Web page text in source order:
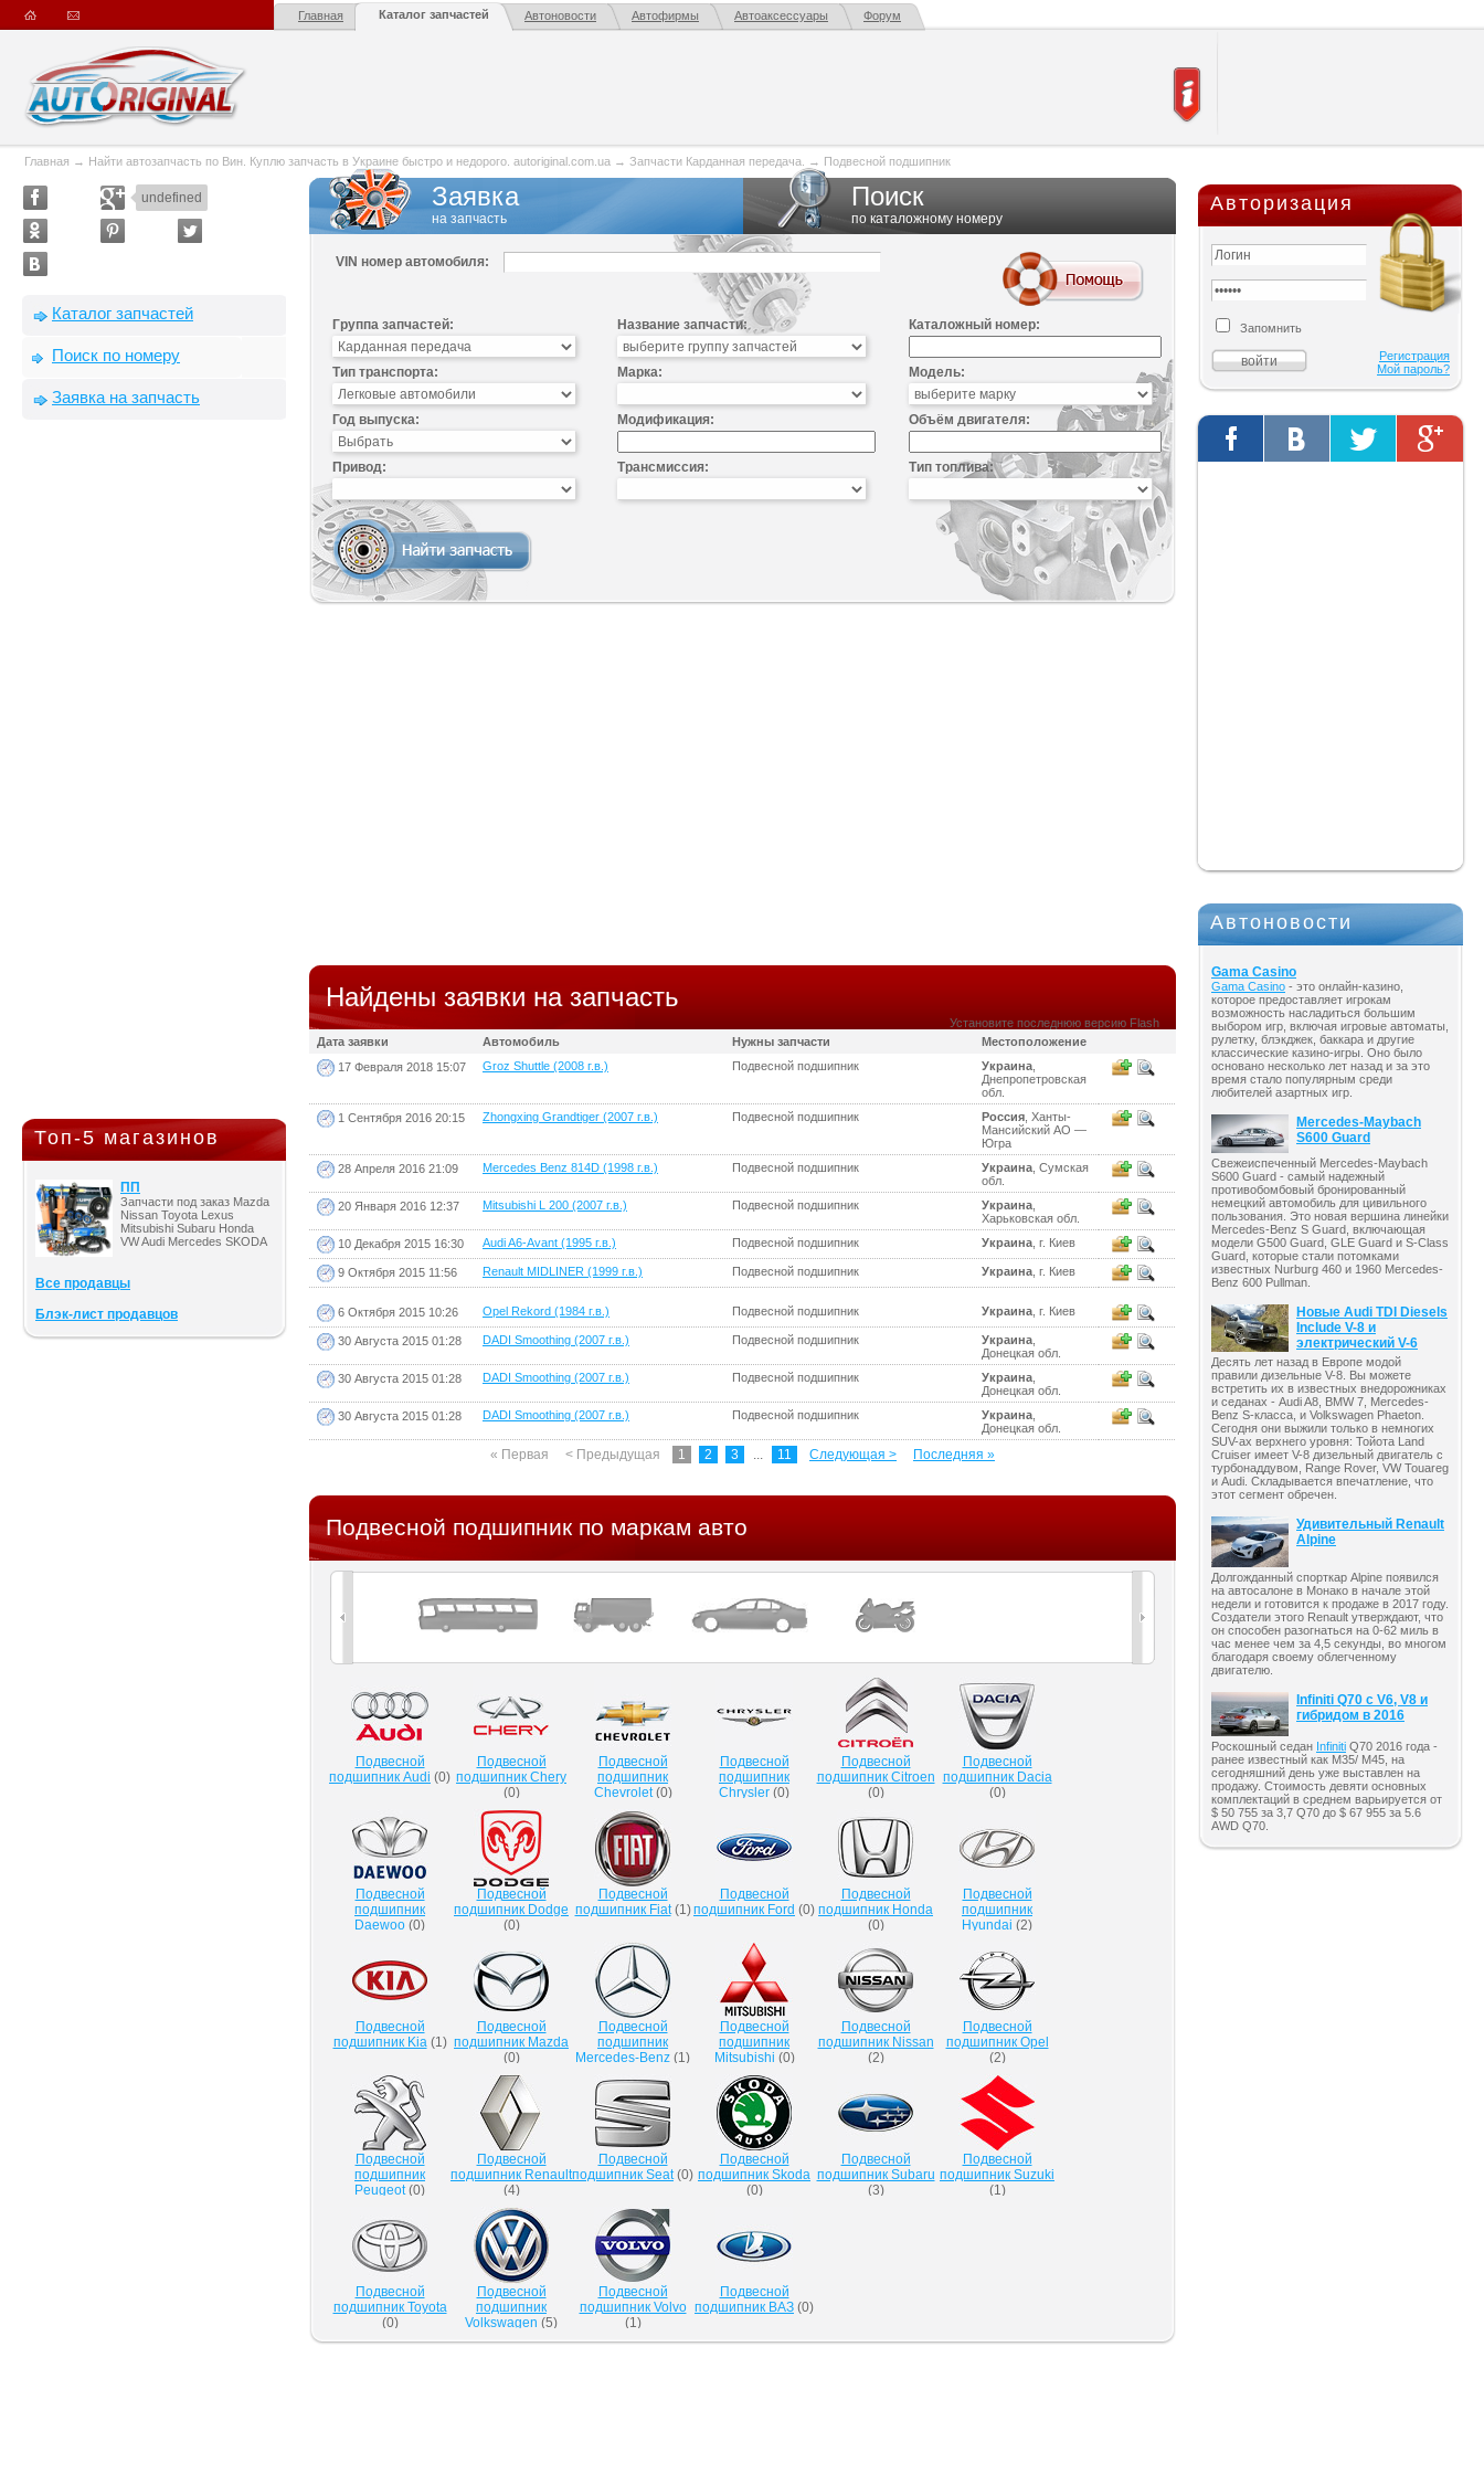
Главная Каталог запчастей Автоновости Автофирмы Автоаксессуары Форум
Главная → Найти автозапчасть по Вин. Куплю запчасть в Украине быстро и недорого. autoriginal.com.ua → Запчасти Карданная передача. → Подвесной подшипник
undefined
Каталог запчастей
Поиск по номеру
Заявка на запчасть
Топ-5 магазинов
ПП
Запчасти под заказ Mazda
Nissan Toyota Lexus
Mitsubishi Subaru Honda
VW Audi Mercedes SKODA
Все продавцы
Блэк-лист продавцов
Заявка
на запчасть
Поиск
по каталожному номеру
VIN номер автомобиля:
Группа запчастей: Название запчасти: Каталожный номер:
Тип транспорта: Марка: Модель:
Год выпуска: Модификация: Объём двигателя:
Привод: Трансмиссия: Тип топлива:
Найдены заявки на запчасть
Установите последнюю версию Flash
Дата заявки
Автомобиль Нужны запчасти
Местоположение
17 Февраля 2018 15:07
Groz Shuttle (2008 г.в.) Подвесной подшипник Украина
Днепропетровская
обл.
1 Сентября 2016 20:15
Zhongxing Grandtiger (2007 г.в.) Подвесной подшипник Россия , Ханты-
Мансийский АО —
Югра
28 Апреля 2016 21:09
Mercedes Benz 814D (1998 г.в.) Подвесной подшипник Украина , Сумская
обл.
20 Января 2016 12:37
Mitsubishi L 200 (2007 г.в.) Подвесной подшипник Украина
Харьковская обл.
10 Декабря 2015 16:30
Audi A6-Avant (1995 г.в.) Подвесной подшипник Украина , г. Киев
9 Октября 2015 11:56 Renault MIDLINER (1999 г.в.) Подвесной подшипник Украина , г. Киев
6 Октября 2015 10:26 Opel Rekord (1984 г.в.) Подвесной подшипник Украина , г. Киев
30 Августа 2015 01:28 DADI Smoothing (2007 г.в.) Подвесной подшипник Украина
Донецкая обл.
30 Августа 2015 01:28
DADI Smoothing (2007 г.в.) Подвесной подшипник Украина
Донецкая обл.
30 Августа 2015 01:28
DADI Smoothing (2007 г.в.) Подвесной подшипник Украина
Донецкая обл.
« Первая < Предыдущая 1 2 3 ... 11 Следующая > Последняя »
Подвесной подшипник по маркам авто
Подвесной
подшипник Audi (0)
Подвесной
подшипник Chery
(0)
Подвесной
подшипник
Chevrolet(0)
Подвесной
подшипник
Chrysler (0)
Подвесной
подшипник Citroen
(0)
Подвесной
подшипник Dacia
(0)
Подвесной
подшипник
Daewoo (0)
Подвесной
подшипник Dodge
(0)
Подвесной
подшипник Fiat(1)
Подвесной
подшипник Ford (0)
Подвесной
подшипник Honda
(0)
Подвесной
подшипник
Hyundai (2)
Подвесной
подшипник Kia(1)
Подвесной
подшипник Mazda
(0)
Подвесной
подшипник
Mercedes-Benz (1)
Подвесной
подшипник
Mitsubishi (0)
Подвесной
подшипник Nissan
(2)
Подвесной
подшипник Opel
(2)
Подвесной
подшипник
Peugeot(0)
Подвесной
подшипник Renault
(4)
Подвесной
подшипник Seat(0)
Подвесной
подшипник Skoda
(0)
Подвесной
подшипник Subaru
(3)
Подвесной
подшипник Suzuki
(1)
Подвесной
подшипник Toyota
(0)
Подвесной
подшипник
Volkswagen (5)
Подвесной
подшипник Volvo
(1)
Подвесной
подшипник ВАЗ (0)
Авторизация
Запомнить
Регистрация
Мой пароль?
Автоновости
Gama Casino
Gama Casino - это онлайн-казино,
которое предоставляет игрокам
возможность насладиться большим
выбором игр, включая игровые автоматы,
рулетку, блэкджек, баккара и другие
классические казино-игры. Оно было
основано несколько лет назад и за это
время стало популярным среди
любителей азартных игр.
Mercedes-Maybach
S600 Guard
Свежеиспеченный Mercedes-Maybach
S600 Guard - самый надежный
противобомбовый бронированный
немецкий автомобиль для цивильного
пользования. Это новая вершина линейки
Mercedes-Benz S Guard, включающая
модели G500 Guard, GLE Guard и S-Class
Guard, которые стали потомками
известных Nurburg 460 и 1960 Mercedes-
Benz 600 Pullman.
Новые Audi TDI Diesels
Include V-8 и
электрический V-6
Десять лет назад в Европе модой
правили дизельные V-8. Вы можете
встретить их в известных внедорожниках
и седанах - Audi A8, BMW 7, Mercedes-
Benz S-класса, и Volkswagen Phaeton.
Сегодня они выжили только в немногих
SUV-ах верхнего уровня: Тойота Land
Cruiser имеет V-8 дизельный двигатель с
турбонаддувом, Range Rover, VW Touareg
и Audi. Складывается впечатление, что
этот сегмент обречен.
Удивительный Renault
Alpine
Долгожданный спорткар Alpine появился
на автосалоне в Монако в начале этой
недели и готовится к продаже в 2017 году.
Создатели этого Renault утверждают, что
он способен разогнаться на 0-62 миль в
час менее чем за 4,5 секунды, во многом
благодаря своему облегченному
двигателю.
Infiniti Q70 с V6, V8 и
гибридом в 2016
Роскошный седан Infiniti Q70 2016 года -
ранее известный как M35/ M45, на
сегодняшний день уже выставлен на
продажу. Стоимость девяти основных
комплектаций в среднем варьируется от
$ 50 755 за 3,7 Q70 до $ 67 955 за 5.6
AWD Q70.